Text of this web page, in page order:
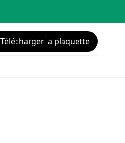
Télécharger la plaquette